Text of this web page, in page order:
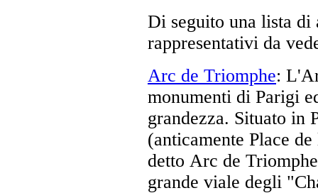
Di seguito una lista
rappresentativi da
Arc de Triomphe:
monumenti di Parigi
grandezza. Situato in
(anticamente Place
detto Arc de
grande viale degli